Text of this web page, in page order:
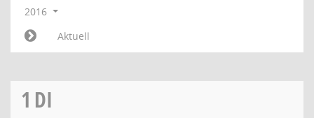
2016
Aktuell
1 DI